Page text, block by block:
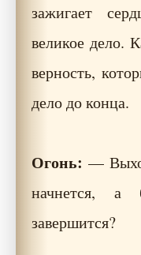
зажигает
великое дело.
верность,
дело до конца.
Огонь: —
начнется,
завершится?